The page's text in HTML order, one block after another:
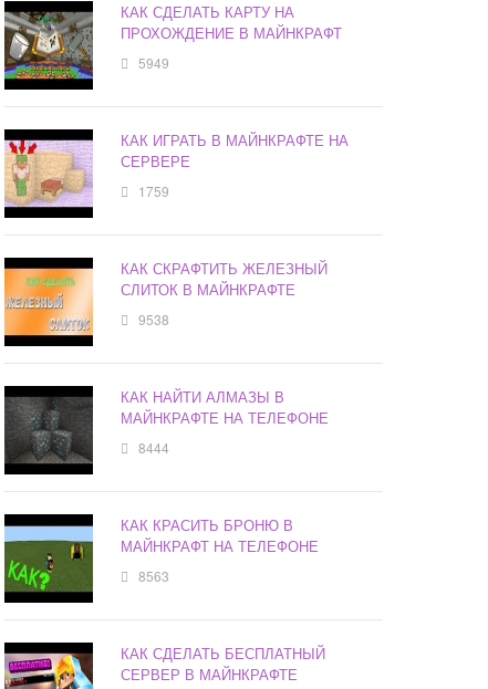
КАК СДЕЛАТЬ КАРТУ НА
ПРОХОЖДЕНИЕ В МАЙНКРАФТ
5949
КАК ИГРАТЬ В МАЙНКРАФТЕ НА
СЕРВЕРЕ
1759
КАК СКРАФТИТЬ ЖЕЛЕЗНЫЙ
СЛИТОК В МАЙНКРАФТЕ
9538
КАК НАЙТИ АЛМАЗЫ В
МАЙНКРАФТЕ НА ТЕЛЕФОНЕ
8444
КАК КРАСИТЬ БРОНЮ В
МАЙНКРАФТ НА ТЕЛЕФОНЕ
8563
КАК СДЕЛАТЬ БЕСПЛАТНЫЙ
СЕРВЕР В МАЙНКРАФТЕ